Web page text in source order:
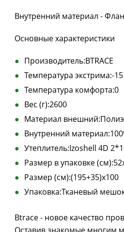
Внутренний материал -
Основные характеристики
Производитель:BTRACE
Температура экстрима:-15
Температура комфорта:0
Вес (г):2600
Материал
Внутренний
Утеплитель:Izoshell 4D
Размер в упаковке
Размер (см):(195+35)х100
Упаковка:Тканевый
Btrace - новое качество